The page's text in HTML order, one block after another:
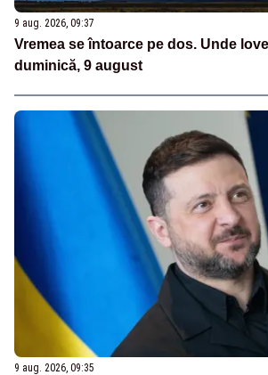
9 aug. 2026, 09:37
Vremea se întoarce pe dos. Unde
duminică, 9 august
9 aug. 2026, 09:35